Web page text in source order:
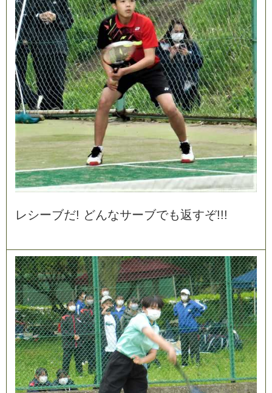
レシーブだ! どんなサーブでも返すぞ!!!